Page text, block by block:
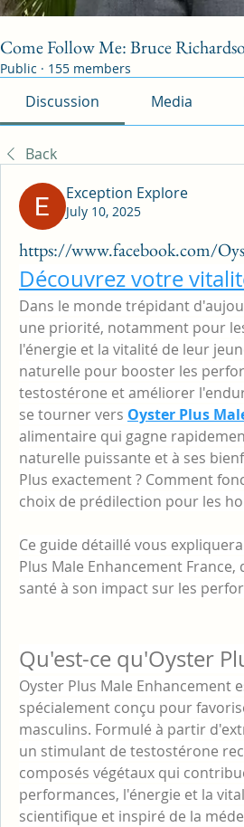
Come Follow Me: Bruce
Public · 155 members
Discussion Media
Back
Exception Explore
July 10, 2025
https://www.facebook.com/
Découvrez votre
Dans le monde trépidant
une priorité, notamment pour
l'énergie et la vitalité de leur
naturelle pour booster les
testostérone et améliorer
se tourner vers Oyster Plus
alimentaire qui gagne
naturelle puissante et à ses
Plus exactement ? Comment
choix de prédilection pour les
Ce guide détaillé vous
Plus Male Enhancement
santé à son impact sur les
Qu'est-ce qu'Oyster
Oyster Plus Male Enhancement
spécialement conçu pour
masculins. Formulé à partir
un stimulant de testostérone
composés végétaux qui
performances, l'énergie et la
scientifique et inspiré de la